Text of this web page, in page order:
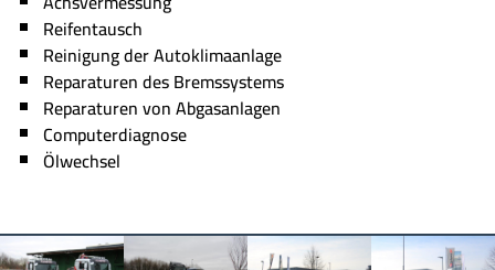
Reifentausch
Reinigung der Autoklimaanlage
Reparaturen des Bremssystems
Reparaturen von Abgasanlagen
Computerdiagnose
Ölwechsel